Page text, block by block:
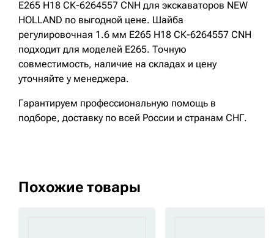
E265 H18 СК-6264557 CNH для экскаваторов NEW
HOLLAND по выгодной цене. Шайба
регулировочная 1.6 мм E265 H18 СК-6264557 CNH
подходит для моделей E265. Точную
совместимость, наличие на складах и цену
уточняйте у менеджера.
Гарантируем профессиональную помощь в
подборе, доставку по всей России и странам СНГ.
Похожие товары